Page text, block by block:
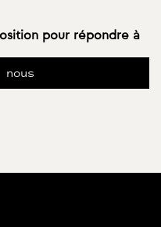
pour répondre à
nous